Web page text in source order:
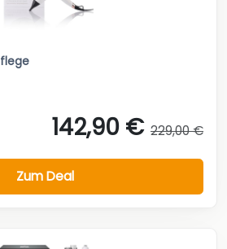
142,90 € 229,00 €
Zum Deal